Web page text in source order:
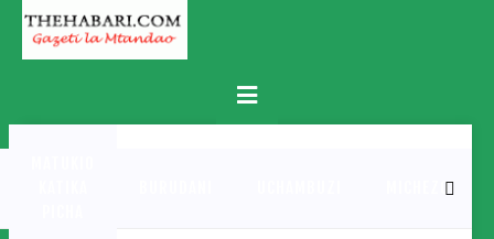
Skip
content
Primary
Menu
MICHEZO